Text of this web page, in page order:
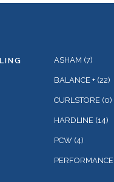
ASHAM (7)
BALANCE + (22)
CURLSTORE (0)
HARDLINE (14)
PCW (4)
PERFORMANCE